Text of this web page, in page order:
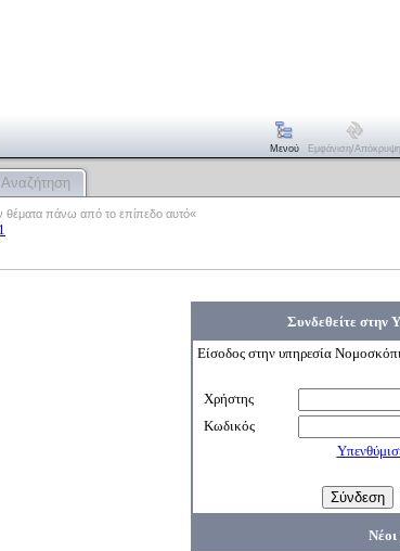
Μενού Εμφάνιση/απόκρυψη
Αναζήτηση